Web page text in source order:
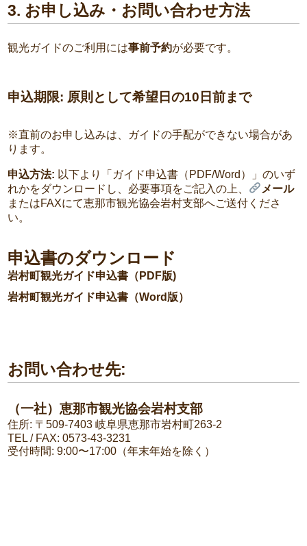
3. お申し込み・お問い合わせ方法
観光ガイドのご利用には事前予約が必要です。
申込期限: 原則として希望日の10日前まで
※直前のお申し込みは、ガイドの手配ができない場合があ
ります。
申込方法: 以下より「ガイド申込書（PDF/Word）」のいず
れかをダウンロードし、必要事項をご記入の上、
メール
またはFAXにて恵那市観光協会岩村支部へご送付くださ
い。
申込書のダウンロード
岩村町観光ガイド申込書（PDF版)
岩村町観光ガイド申込書（Word版）
お問い合わせ先:
（一社）恵那市観光協会岩村支部
住所: 〒509-7403 岐阜県恵那市岩村町263-2
TEL / FAX: 0573-43-3231
受付時間: 9:00〜17:00（年末年始を除く）